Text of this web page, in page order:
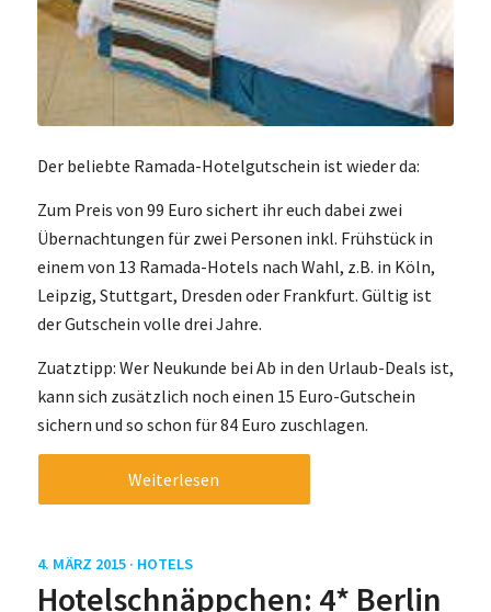
Der beliebte Ramada-Hotelgutschein ist wieder da:
Zum Preis von 99 Euro sichert ihr euch dabei zwei
Übernachtungen für zwei Personen inkl. Frühstück in
einem von 13 Ramada-Hotels nach Wahl, z.B. in Köln,
Leipzig, Stuttgart, Dresden oder Frankfurt. Gültig ist
der Gutschein volle drei Jahre.
Zuatztipp: Wer Neukunde bei Ab in den Urlaub-Deals ist,
kann sich zusätzlich noch einen 15 Euro-Gutschein
sichern und so schon für 84 Euro zuschlagen.
Weiterlesen
4. MÄRZ 2015 · HOTELS
Hotelschnäppchen: 4* Berlin